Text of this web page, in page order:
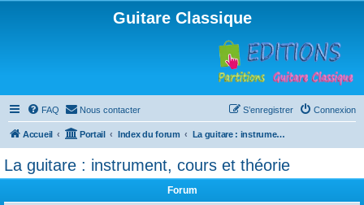
Guitare Classique
FAQ Nous contacter Connexion
S’enregistrer
Accueil Portail Index du forum La guitare : instrument, cours et théorie
La guitare : instrument, cours et théorie
Forum